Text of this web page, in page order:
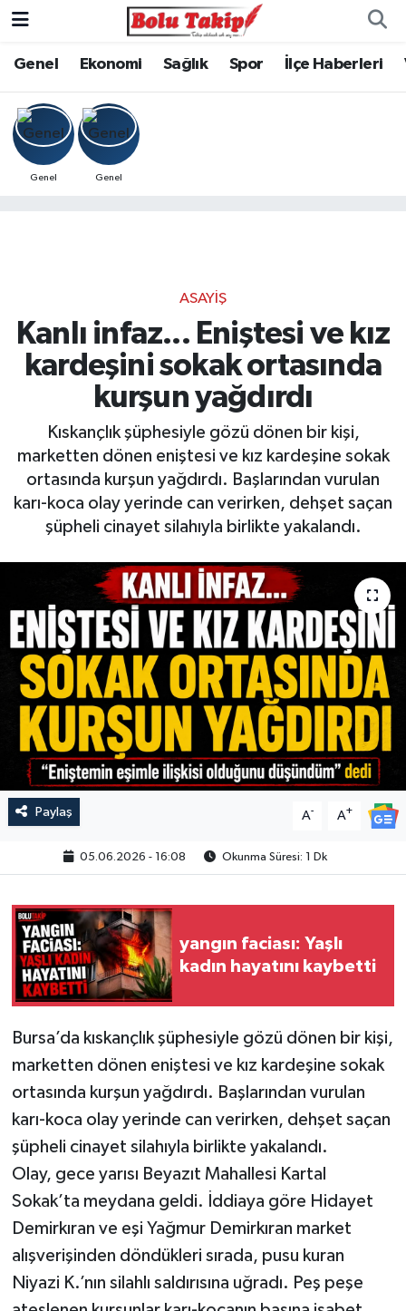
Genel Ekonomi Sağlık Spor İlçe Haberleri
Genel Genel
ASAYIŞ
Kanlı infaz... Eniştesi ve kız
kardeşini sokak ortasında
kurşun yağdırdı
Kıskançlık şüphesiyle gözü dönen bir kişi,
marketten dönen eniştesi ve kız kardeşine sokak
ortasında kurşun yağdırdı. Başlarından vurulan
karı-koca olay yerinde can verirken, dehşet saçan
şüpheli cinayet silahıyla birlikte yakalandı.
Paylaş A- A+
05.06.2026 - 16:08 Okunma Süresi: 1 Dk
yangın faciası: Yaşlı
kadın hayatını kaybetti
Bursa’da kıskançlık şüphesiyle gözü dönen bir kişi,
marketten dönen eniştesi ve kız kardeşine sokak
ortasında kurşun yağdırdı. Başlarından vurulan
karı-koca olay yerinde can verirken, dehşet saçan
şüpheli cinayet silahıyla birlikte yakalandı.
Olay, gece yarısı Beyazıt Mahallesi Kartal
Sokak’ta meydana geldi. İddiaya göre Hidayet
Demirkıran ve eşi Yağmur Demirkıran market
alışverişinden döndükleri sırada, pusu kuran
Niyazi K.’nın silahlı saldırısına uğradı. Peş peşe